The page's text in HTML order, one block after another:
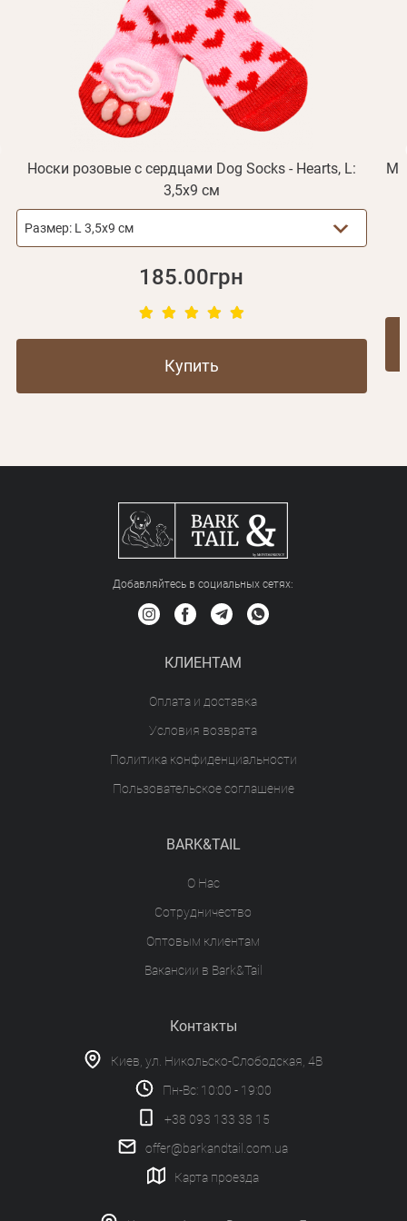
Носки розовые с сердцами Dog Socks - Hearts, L:
3,5х9 см
Размер: L 3,5х9 см
185.00грн
Купить
Добавляйтесь в социальных сетяx:
КЛИЕНТАМ
Оплата и доставка
Условия возврата
Политика конфиденциальности
Пользовательское соглашение
BARK&TAIL
О Нас
Сотрудничество
Оптовым клиентам
Вакансии в Bark&Tail
Контакты
Киев, ул. Никольско-Слободская, 4В
Пн-Вс: 10:00 - 19:00
+38 093 133 38 15
offer@barkandtail.com.ua
Карта проезда
Отправить
Регистрация
или с помощью
Получать уведомления о новинках,скидках, акциях
Зарегистрироваться
Отправить
Вспомнили пароль?
Не пришло письмо?Повторить отправку
ваша учетная запись не подтверждена